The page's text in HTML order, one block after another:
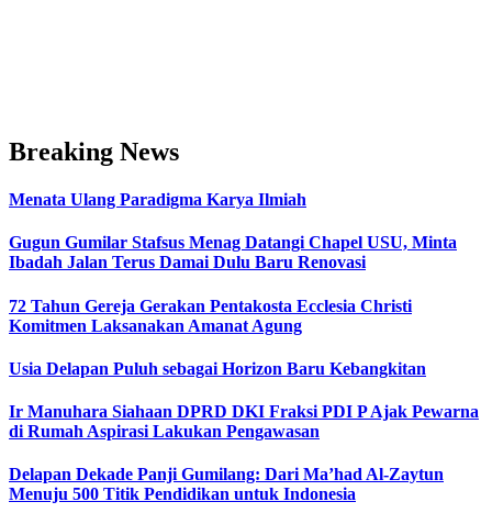
Breaking News
Menata Ulang Paradigma Karya Ilmiah
Gugun Gumilar Stafsus Menag Datangi Chapel USU, Minta
Ibadah Jalan Terus Damai Dulu Baru Renovasi
72 Tahun Gereja Gerakan Pentakosta Ecclesia Christi
Komitmen Laksanakan Amanat Agung
Usia Delapan Puluh sebagai Horizon Baru Kebangkitan
Ir Manuhara Siahaan DPRD DKI Fraksi PDI P Ajak Pewarna
di Rumah Aspirasi Lakukan Pengawasan
Delapan Dekade Panji Gumilang: Dari Ma’had Al-Zaytun
Menuju 500 Titik Pendidikan untuk Indonesia